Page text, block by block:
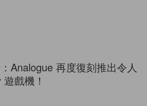
Analogue 再度復刻推出令人
戲機！